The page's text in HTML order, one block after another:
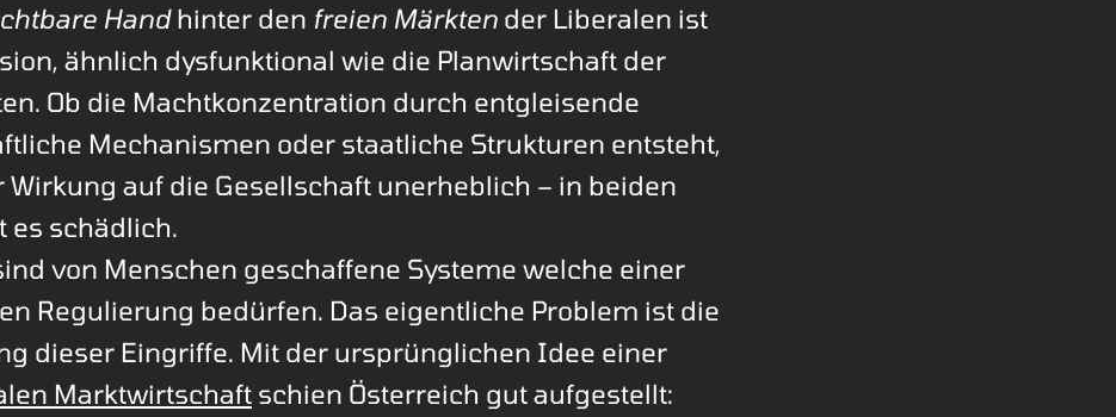
Handhinter den freien Märkten der Liberalen ist
ähnlich dysfunktional wie die Planwirtschaft der
Ob die Machtkonzentration durch entgleisende
Mechanismen oder staatliche Strukturen entsteht,
Wirkung auf die Gesellschaft unerheblich – in beiden
es schädlich.
von Menschen geschaffene Systeme welche einer
Regulierung bedürfen. Das eigentliche Problem ist die
dieser Eingriffe. Mit der ursprünglichen Idee einer
Marktwirtschaft schien Österreich gut aufgestellt: